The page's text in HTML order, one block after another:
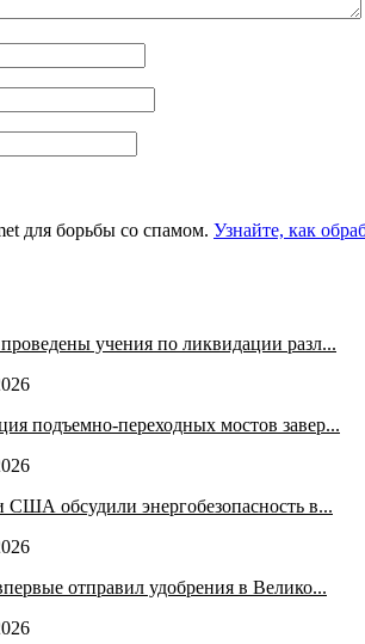
для борьбы со спамом. Узнайте, как
учения по ликвидации разл...
подъемно-переходных мостов завер...
США обсудили энергобезопасность в...
отправил удобрения в Велико...